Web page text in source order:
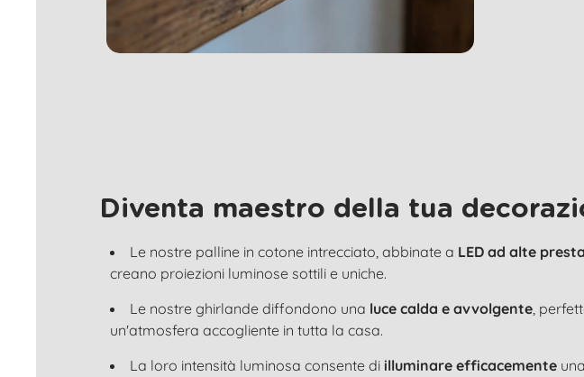
Diventa maestro della tua
Le nostre palline in cotone intrecciato, abbinate a LED ad alte
creano proiezioni luminose sottili e uniche.
Le nostre ghirlande diffondono una luce calda e avvolgente,
un'atmosfera accogliente in tutta la casa.
La loro intensità luminosa consente di illuminare efficacemente